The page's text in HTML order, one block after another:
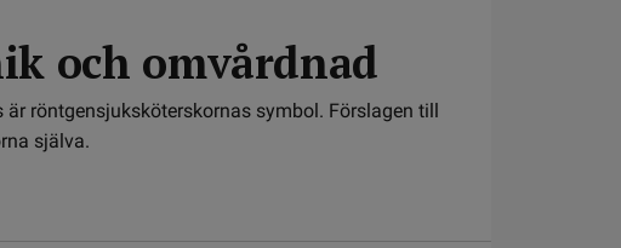
och omvårdnad
röntgensjuksköterskornas symbol. Förslagen till
själva.